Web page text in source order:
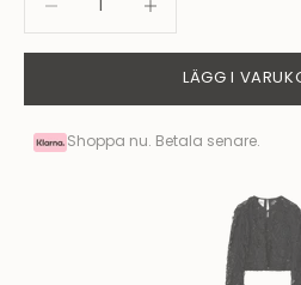
LÄGG I
Shoppa nu. Betala senare.